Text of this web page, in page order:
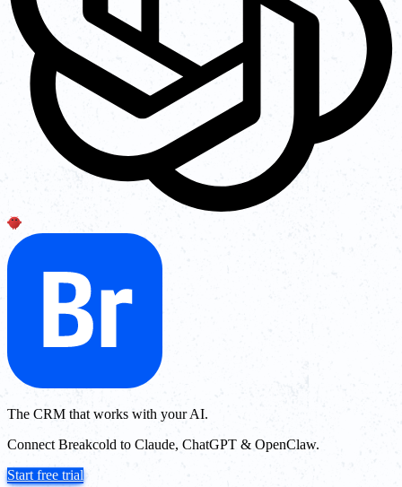
The CRM that works with your AI.
Connect Breakcold to Claude, ChatGPT & OpenClaw.
Start free trial